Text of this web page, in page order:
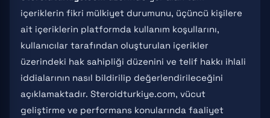
içeriklerin fikri mülkiyet durumunu, üçüncü kişilere
ait içeriklerin platformda kullanım koşullarını,
kullanıcılar tarafından oluşturulan içerikler
üzerindeki hak sahipliği düzenini ve telif hakkı ihlali
iddialarının nasıl bildirilip değerlendirileceğini
açıklamaktadır. Steroidturkiye.com, vücut
geliştirme ve performans konularında faaliyet